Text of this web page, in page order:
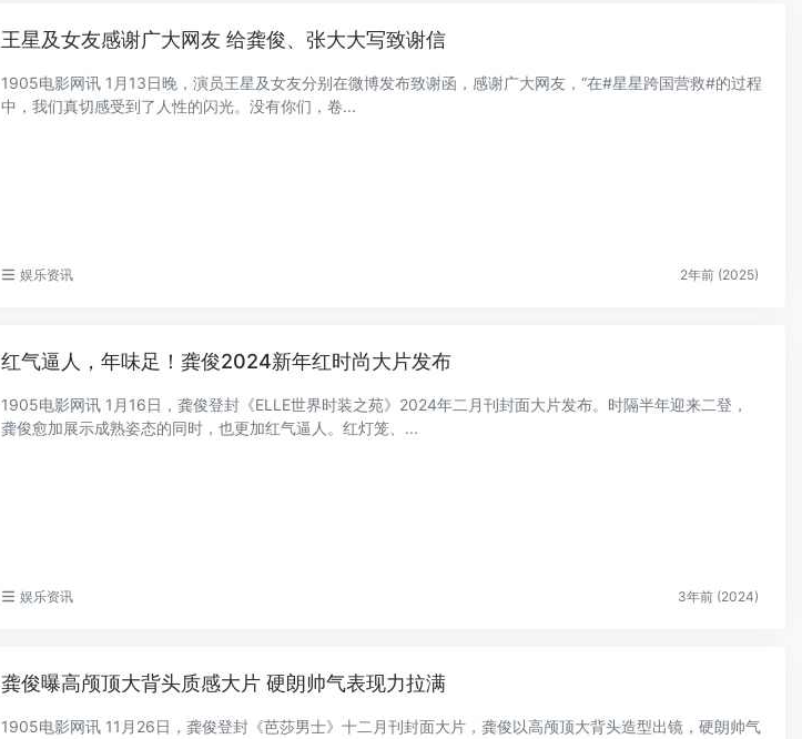
王星及女友感谢广大网友 给龚俊、张大大写致谢信
1905电影网讯 1月13日晚，演员王星及女友分别在微博发布致谢函，感谢广大网友，“在#星星跨国营救#的过程
中，我们真切感受到了人性的闪光。没有你们，卷...
娱乐资讯 2年前 (2025)
红气逼人，年味足！龚俊2024新年红时尚大片发布
1905电影网讯 1月16日，龚俊登封《ELLE世界时装之苑》2024年二月刊封面大片发布。时隔半年迎来二登，
龚俊愈加展示成熟姿态的同时，也更加红气逼人。红灯笼、...
娱乐资讯 3年前 (2024)
龚俊曝高颅顶大背头质感大片 硬朗帅气表现力拉满
1905电影网讯 11月26日，龚俊登封《芭莎男士》十二月刊封面大片，龚俊以高颅顶大背头造型出镜，硬朗帅气